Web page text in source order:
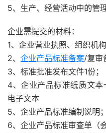
5、生产、经营活动中的管
企业需提交的材料：
1、企业营业执照、组织机
2、 企业产品标准备案/复审
3、标准批准发布文件1份；
4、企业产品标准纸质文
电子文本
5、企业产品标准编制说明；
6、企业产品标准审查单（